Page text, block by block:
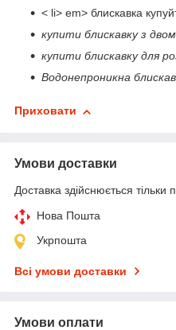
< li> em> блискавка
купити блискавку з
купити блискавку для
Водонепроникна
Приховати
Умови доставки
Доставка здійснюється тільки
Нова Пошта
Укрпошта
Всі умови доставки
Умови оплати